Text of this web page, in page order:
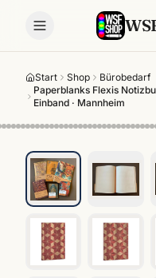
Start Shop
Bürobedarf
Paperblanks Flexis
Einband · Mannheim